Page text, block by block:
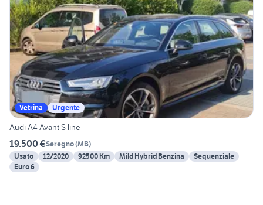
Vetrina Urgente
Audi A4 Avant S line
19.500 €Seregno(MB)
Usato
12/2020 92500 Km Mild Hybrid Benzina
Sequenziale
Euro 6